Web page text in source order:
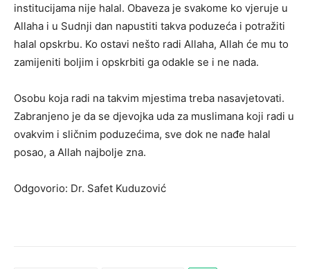
institucijama nije halal. Obaveza je svakome ko vjeruje u
Allaha i u Sudnji dan napustiti takva poduzeća i potražiti
halal opskrbu. Ko ostavi nešto radi Allaha, Allah će mu to
zamijeniti boljim i opskrbiti ga odakle se i ne nada.
Osobu koja radi na takvim mjestima treba nasavjetovati.
Zabranjeno je da se djevojka uda za muslimana koji radi u
ovakvim i sličnim poduzećima, sve dok ne nađe halal
posao, a Allah najbolje zna.
Odgovorio: Dr. Safet Kuduzović